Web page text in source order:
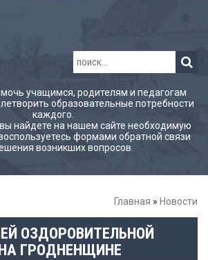
учащимся, родителям и педагогам
образовательные потребности
каждого.
найдете на нашем сайте необходимую
формами обратной связи
возникших вопросов.
Главная » Новости
ОЗДОРОВИТЕЛЬНОЙ
ГРОДНЕНЩИНЕ